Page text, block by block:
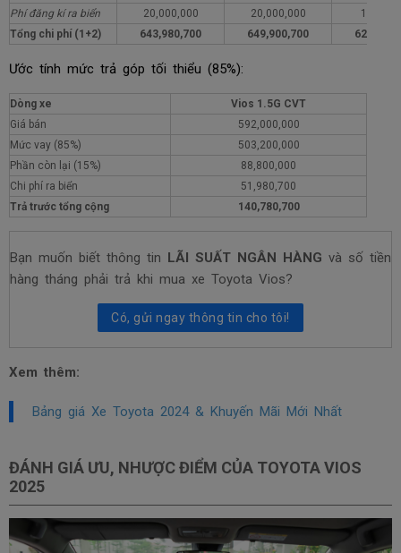
Phí đăng kí ra biển 20,000,000 20,000,000
Tổng chi phí (1+2)
643,980,700 649,900,700
Ước tính mức trả góp tối thiểu (85%):
Dòng xe
Vios 1.5G CVT
Giá bán
592,000,000
Mức vay (85%)
503,200,000
Phần còn lại (15%)
88,800,000
Chi phí ra biển
51,980,700
Trả trước tổng cộng
140,780,700
Bạn muốn biết thông tin LÃI SUẤT NGÂN HÀNG và số tiền
hàng tháng phải trả khi mua xe Toyota Vios?
Có, gửi ngay thông tin cho tôi!
Xem thêm:
Bảng giá Xe Toyota 2024 & Khuyến Mãi Mới Nhất
ĐÁNH GIÁ ƯU, NHƯỢC ĐIỂM CỦA TOYOTA VIOS
2025